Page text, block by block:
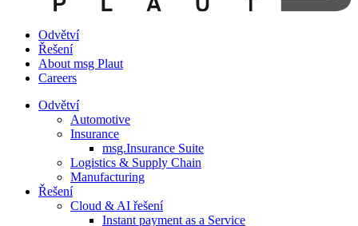
Odvětví
Řešení
About msg Plaut
Careers
Odvětví
Automotive
Insurance
msg.Insurance Suite
Logistics & Supply Chain
Manufacturing
Řešení
Cloud & AI řešení
Instant payment as a Service